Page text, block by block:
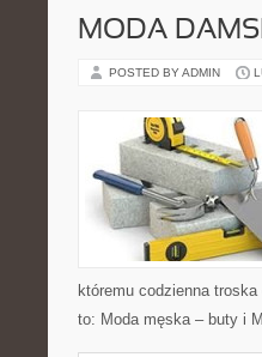
MODA
POSTED BY ADMIN
któremu codzienna
to: Moda męska – buty i